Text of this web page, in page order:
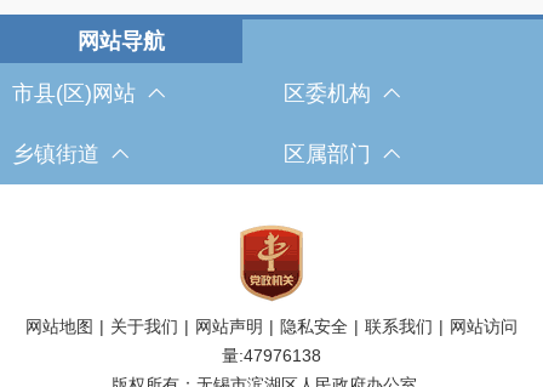
市县(区)网站 区委机构
乡镇街道 区属部门
网站地图 | 关于我们 | 网站声明 | 隐私安全 | 联系我们 | 网站访问
量:47976138